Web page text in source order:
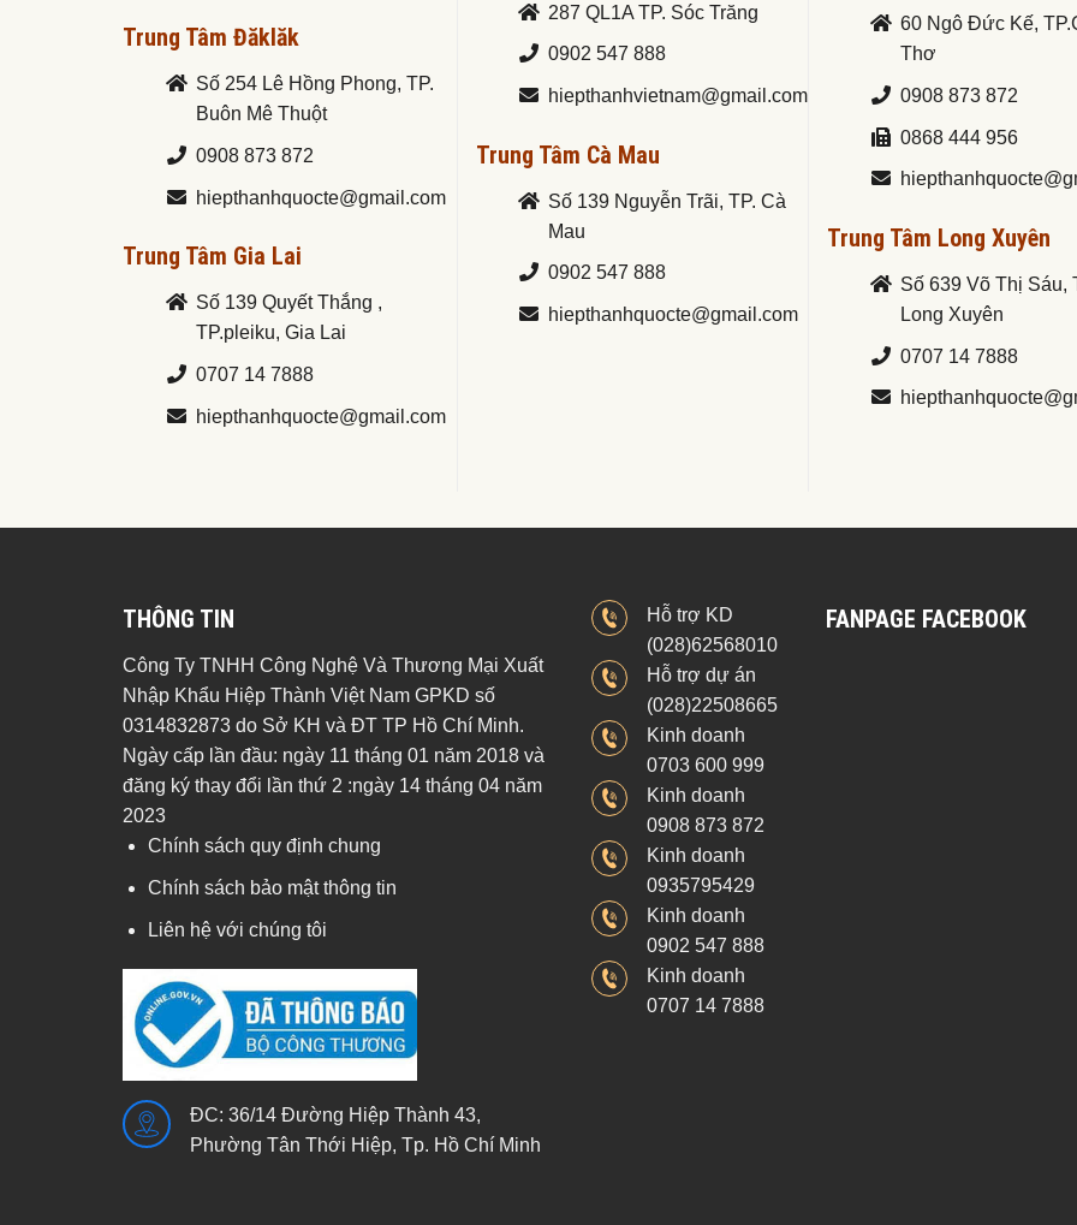
Trung Tâm Đăklăk
Số 254 Lê Hồng Phong, TP.
Buôn Mê Thuột
0908 873 872
hiepthanhquocte@gmail.com
Trung Tâm Gia Lai
Số 139 Quyết Thắng ,
TP.pleiku, Gia Lai
0707 14 7888
hiepthanhquocte@gmail.com
287 QL1A TP. Sóc Trăng
0902 547 888
hiepthanhvietnam@gmail.com
Trung Tâm Cà Mau
Số 139 Nguyễn Trãi, TP. Cà
Mau
0902 547 888
hiepthanhquocte@gmail.com
60 Ngô Đức Kế,
Thơ
0908 873 872
0868 444 956
Trung Tâm Long Xuyên
Số 639 Võ Thị Sáu,
Long Xuyên
0707 14 7888
THÔNG TIN
Công Ty TNHH Công Nghệ Và Thương Mại Xuất
Nhập Khẩu Hiệp Thành Việt Nam GPKD số
0314832873 do Sở KH và ĐT TP Hồ Chí Minh.
Ngày cấp lần đầu: ngày 11 tháng 01 năm 2018 và
đăng ký thay đổi lần thứ 2 :ngày 14 tháng 04 năm
2023
Chính sách quy định chung
Chính sách bảo mật thông tin
Liên hệ với chúng tôi
ĐC: 36/14 Đường Hiệp Thành 43,
Phường Tân Thới Hiệp, Tp. Hồ Chí Minh
Hỗ trợ KD
(028)62568010
Hỗ trợ dự án
(028)22508665
Kinh doanh
0703 600 999
Kinh doanh
0908 873 872
Kinh doanh
0935795429
Kinh doanh
0902 547 888
Kinh doanh
0707 14 7888
FANPAGE FACEBOOK